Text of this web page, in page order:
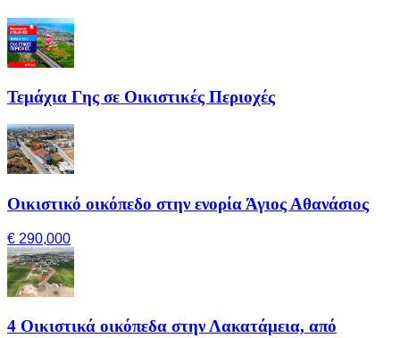
Τεμάχια Γης σε Οικιστικές Περιοχές
Οικιστικό οικόπεδο στην ενορία Άγιος Αθανάσιος
€ 290,000
4 Οικιστικά οικόπεδα στην Λακατάμεια, από